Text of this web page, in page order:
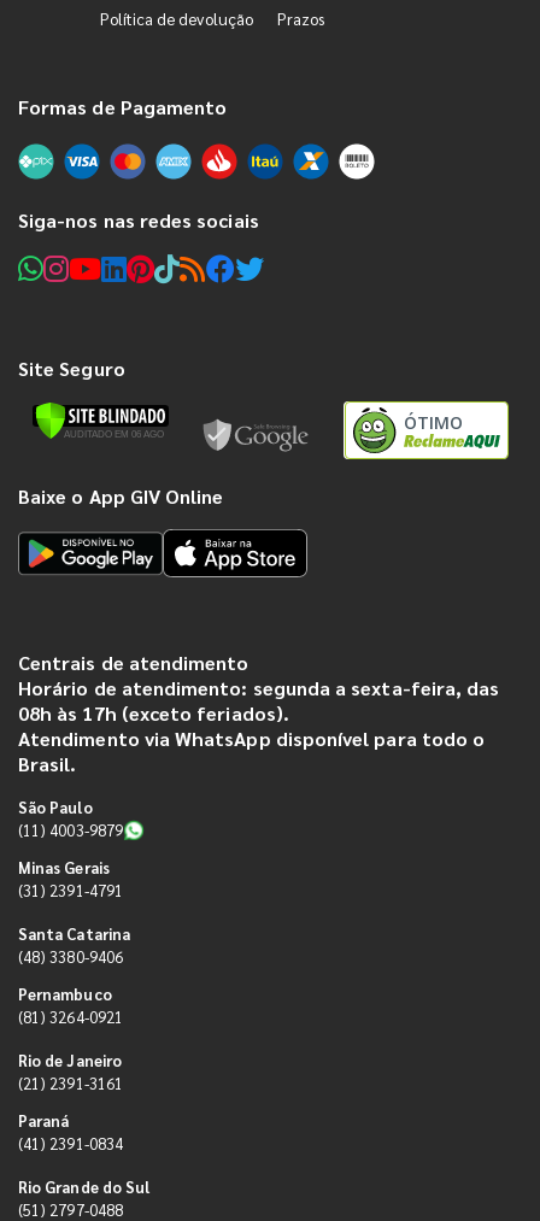
Política de devolução Prazos
Formas de Pagamento
Siga-nos nas redes sociais
Site Seguro
ÓTIMO
Baixe o App GIV Online
Centrais de atendimento
Horário de atendimento: segunda a sexta-feira, das
08h às 17h (exceto feriados).
Atendimento via WhatsApp disponível para todo o
Brasil.
São Paulo
(11) 4003-9879
Minas Gerais
(31) 2391-4791
Santa Catarina
(48) 3380-9406
Pernambuco
(81) 3264-0921
Rio de Janeiro
(21) 2391-3161
Paraná
(41) 2391-0834
Rio Grande do Sul
(51) 2797-0488